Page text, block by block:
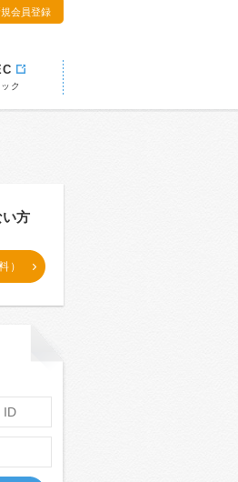
規会員登録
ク
方
）